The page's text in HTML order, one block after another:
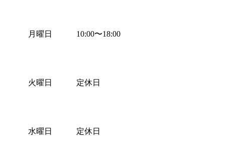
月曜日
火曜日
水曜日
10:00〜18:00
定休日
定休日